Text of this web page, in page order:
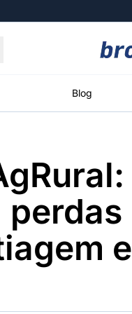
Blog
Broadcast
Político
Os bastidores da
política em
tempo real
Energia
O setor
energia
no Brasil